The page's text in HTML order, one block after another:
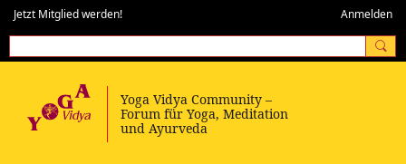
Jetzt Mitglied werden! Anmelden